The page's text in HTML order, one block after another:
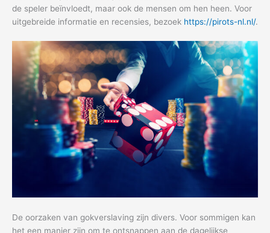
de speler beïnvloedt, maar ook de mensen om hen heen. Voor
uitgebreide informatie en recensies, bezoek https://pirots-nl.nl/.
De oorzaken van gokverslaving zijn divers. Voor sommigen kan
het een manier zijn om te ontsnappen aan de dagelijkse